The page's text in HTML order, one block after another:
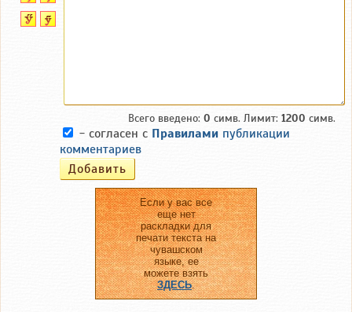
Всего введено: 0 симв. Лимит: 1200 симв.
- согласен с Правилами публикации
комментариев
Если у вас все
еще нет
раскладки для
печати текста на
чувашском
языке, ее
можете взять
ЗДЕСЬ.